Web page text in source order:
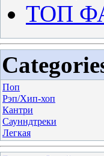
ТОП
Поп
Рэп/Хип-хоп
Кантри
Саунндтреки
Легкая